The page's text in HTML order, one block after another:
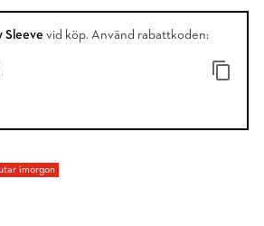
Sleeve vid köp. Använd rabattkoden:
imorgon